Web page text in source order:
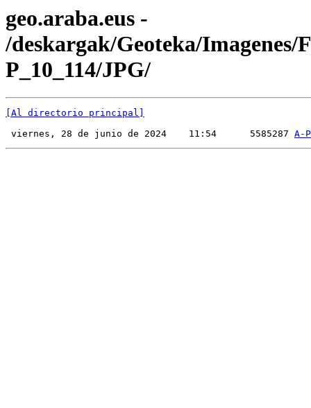
geo.araba.eus -
/deskargak/Geoteka/Imagenes/
P_10_114/JPG/
[Al directorio principal]
viernes, 28 de junio de 2024    11:54      5585287 A-